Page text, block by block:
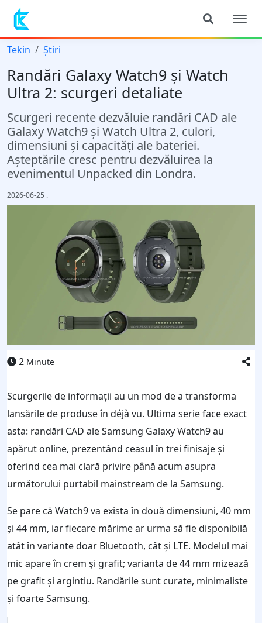
Tekin Știri
Randări Galaxy Watch9 și Watch
Ultra 2: scurgeri detaliate
Scurgeri recente dezvăluie randări CAD ale
Galaxy Watch9 și Watch Ultra 2, culori,
dimensiuni și capacități ale bateriei.
Așteptările cresc pentru dezvăluirea la
evenimentul Unpacked din Londra.
2026-06-25 .
2 Minute
Scurgerile de informații au un mod de a transforma
lansările de produse în déjà vu. Ultima serie face exact
asta: randări CAD ale Samsung Galaxy Watch9 au
apărut online, prezentând ceasul în trei finisaje și
oferind cea mai clară privire până acum asupra
următorului purtabil mainstream de la Samsung.
Se pare că Watch9 va exista în două dimensiuni, 40 mm
și 44 mm, iar fiecare mărime ar urma să fie disponibilă
atât în variante doar Bluetooth, cât și LTE. Modelul mai
mic apare în crem și grafit; varianta de 44 mm mizează
pe grafit și argintiu. Randările sunt curate, minimaliste
și foarte Samsung.